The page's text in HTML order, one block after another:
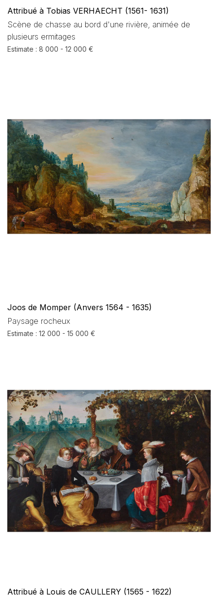
Attribué à Tobias VERHAECHT (1561- 1631)
Scène de chasse au bord d'une rivière, animée de
plusieurs ermitages
Estimate : 8 000 - 12 000 €
Joos de Momper (Anvers 1564 - 1635)
Paysage rocheux
Estimate : 12 000 - 15 000 €
Attribué à Louis de CAULLERY (1565 - 1622)